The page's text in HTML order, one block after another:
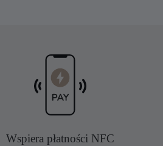
Wspiera płatności NFC